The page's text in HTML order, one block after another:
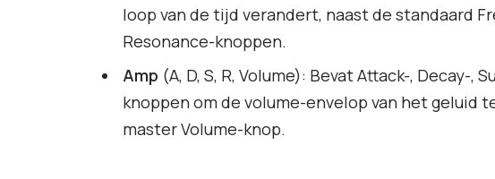
loop van de tijd verandert, naast de standaard
Resonance-knoppen.
Amp (A, D, S, R, Volume): Bevat Attack-, Decay-,
knoppen om de volume-envelop van het geluid
master Volume-knop.